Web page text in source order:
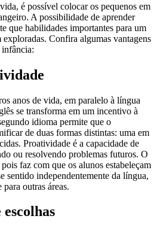
é possível colocar os pequenos em
A possibilidade de aprender
que habilidades importantes para um
Confira algumas vantagens
anos de vida, em paralelo à língua
se transforma em um incentivo à
idioma permite que o
de duas formas distintas: uma em
Proatividade é a capacidade de
ou resolvendo problemas futuros. O
faz com que os alunos estabeleçam
sentido independentemente da língua,
outras áreas.